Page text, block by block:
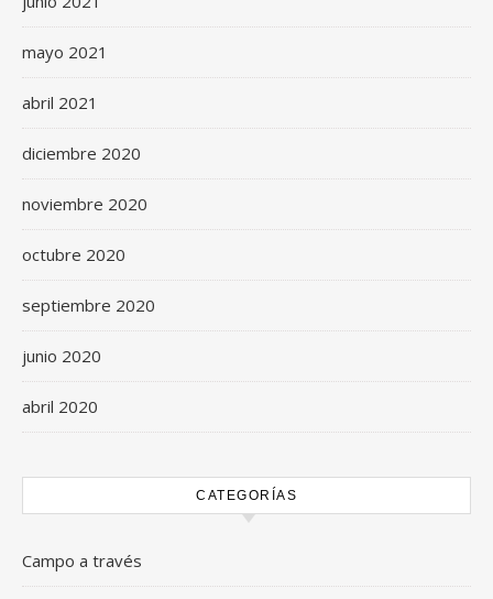
mayo 2021
abril 2021
diciembre 2020
noviembre 2020
octubre 2020
septiembre 2020
junio 2020
abril 2020
CATEGORÍAS
Campo a través